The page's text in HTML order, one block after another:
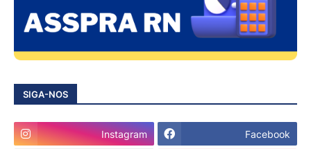
SIGA-NOS
Instagram Facebook